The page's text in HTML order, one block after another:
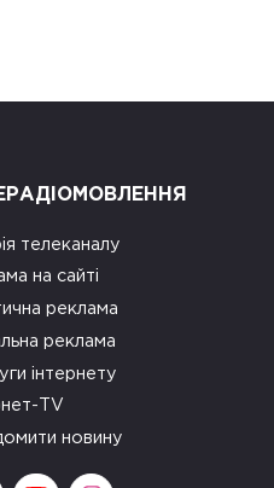
телеканалу
на сайті
реклама
реклама
інтернету
TV
новину